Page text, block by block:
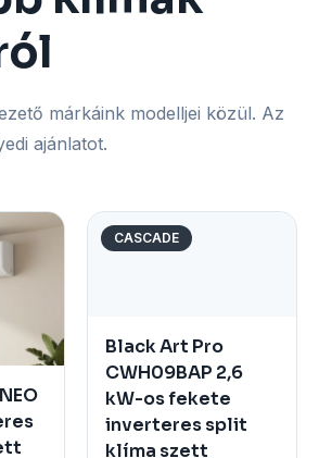
márkáink modelljei közül. Az
ajánlatot.
CASCADE
Black Art Pro
CWH09BAP 2,6
kW-os fekete
inverteres split
klíma szett